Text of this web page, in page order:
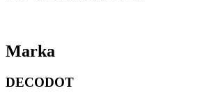
Marka
DECODOT